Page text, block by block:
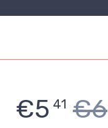
€5 41 €6